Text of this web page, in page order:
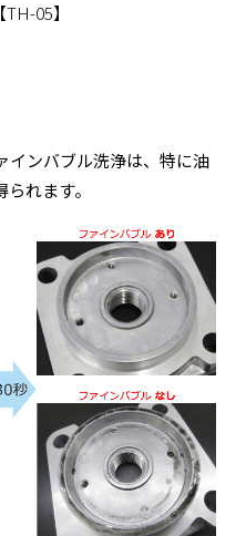
05】
インバブル洗浄は、特に油
れます。